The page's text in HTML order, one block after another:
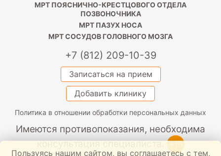
МРТ ПОЯСНИЧНО-КРЕСТЦОВОГО ОТДЕЛА
ПОЗВОНОЧНИКА
МРТ ПАЗУХ НОСА
МРТ СОСУДОВ ГОЛОВНОГО МОЗГА
+7 (812) 209-10-39
Записаться на прием
Добавить клинику
Политика в отношении обработки персональных данных
Имеются противопоказания, необходима
консультация специалиста. +16
Пользуясь нашим сайтом, вы соглашаетесь с тем,